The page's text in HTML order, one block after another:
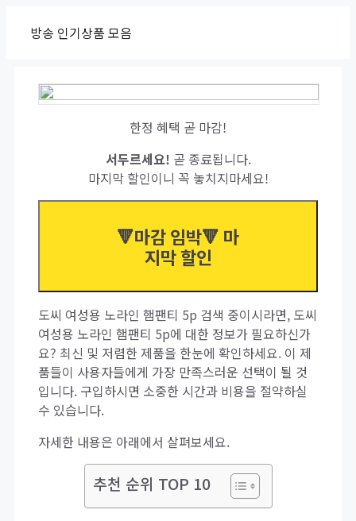
방송 인기상품 모음
한정 혜택 곧 마감!
서두르세요! 곧 종료됩니다.
마지막 할인이니 꼭 놓치지마세요!
🔻마감 임박🔻 마
지막 할인
도씨 여성용 노라인 햄팬티 5p 검색 중이시라면, 도씨
여성용 노라인 햄팬티 5p에 대한 정보가 필요하신가
요? 최신 및 저렴한 제품을 한눈에 확인하세요. 이 제
품들이 사용자들에게 가장 만족스러운 선택이 될 것
입니다. 구입하시면 소중한 시간과 비용을 절약하실
수 있습니다.
자세한 내용은 아래에서 살펴보세요.
추천 순위 TOP 10